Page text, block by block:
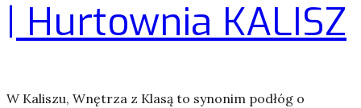
| Hurtownia KALISZ
W Kaliszu, Wnętrza z Klasą to synonim podłóg o